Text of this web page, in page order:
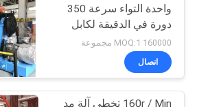
اطلب
اقتباس
خريطةآلة بثق الكابلات
24
واحدة التواء سرعة 350
دورة في الدقيقة لكابل
التحكم / الأسلاك النحاسية
160000 MOQ:1 مجموعة
اتصال
160r / Min تخطي آلة مد